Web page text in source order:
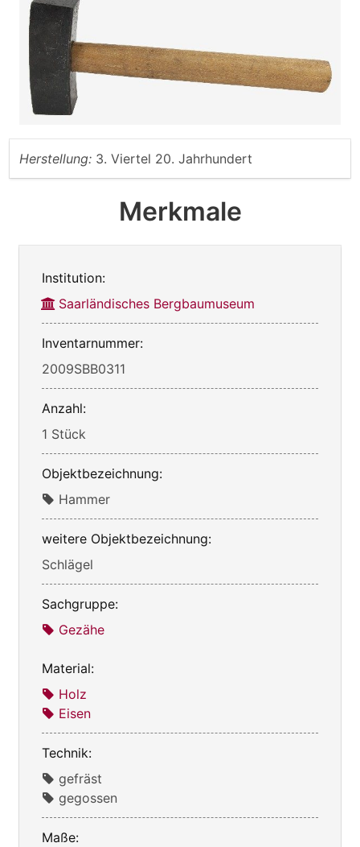
Herstellung: 3. Viertel 20. Jahrhundert
Merkmale
Institution:
Saarländisches Bergbaumuseum
Inventarnummer:
2009SBB0311
Anzahl:
1 Stück
Objektbezeichnung:
Hammer
weitere Objektbezeichnung:
Schlägel
Sachgruppe:
Gezähe
Material:
Holz
Eisen
Technik:
gefräst
gegossen
Maße: